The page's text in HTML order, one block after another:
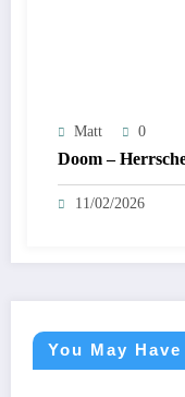
Matt 0
Doom –
11/02/2026
You May